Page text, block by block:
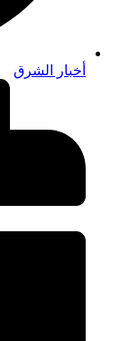
أخبار الشرق